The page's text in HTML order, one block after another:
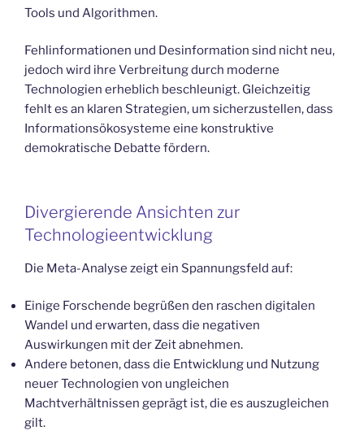
Tools und Algorithmen.
Fehlinformationen und Desinformation sind nicht neu,
jedoch wird ihre Verbreitung durch moderne
Technologien erheblich beschleunigt. Gleichzeitig
fehlt es an klaren Strategien, um sicherzustellen, dass
Informationsökosysteme eine konstruktive
demokratische Debatte fördern.
Divergierende Ansichten zur
Technologieentwicklung
Die Meta-Analyse zeigt ein Spannungsfeld auf:
Einige Forschende begrüßen den raschen digitalen
Wandel und erwarten, dass die negativen
Auswirkungen mit der Zeit abnehmen.
Andere betonen, dass die Entwicklung und Nutzung
neuer Technologien von ungleichen
Machtverhältnissen geprägt ist, die es auszugleichen
gilt.